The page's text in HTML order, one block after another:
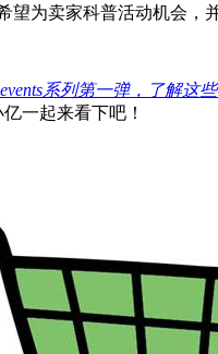
望为卖家科普活动机会，
系列第一弹，了解这
一起来看下吧！